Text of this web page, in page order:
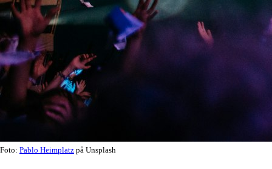
Foto: Pablo Heimplatz på Unsplash